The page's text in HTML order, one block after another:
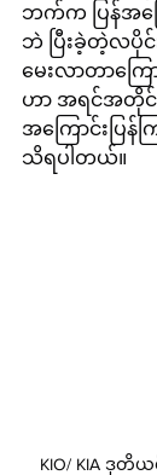
ဘက်က ပြန်အကြ
ဘဲ ပြီးခဲ့တဲ့လပို
မေးလာတာကြေ
ဟာ အရင်အတိုင်း
အကြောင်းပြ
သိရပါတယ်။
KIO/ KIA ဒုတိယ